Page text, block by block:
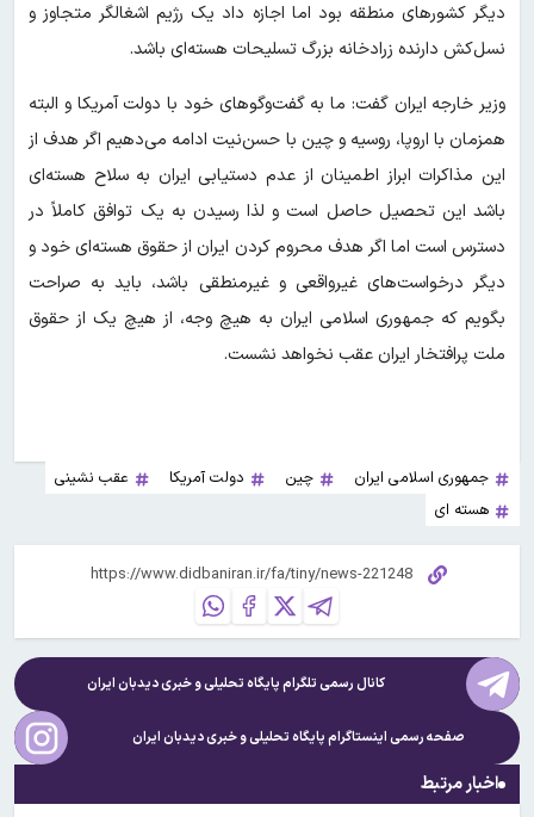
دیگر کشورهای منطقه بود اما اجازه داد یک رژیم اشغالگر متجاوز و
نسل‌کش دارنده زرادخانه بزرگ تسلیحات هسته‌ای باشد.
وزیر خارجه ایران گفت: ما به گفت‌وگوهای خود با دولت آمریکا و البته
همزمان با اروپا، روسیه و چین با حسن‌نیت ادامه می‌دهیم اگر هدف از
این مذاکرات ابراز اطمینان از عدم دستیابی ایران به سلاح هسته‌ای
باشد این تحصیل حاصل است و لذا رسیدن به یک توافق کاملاً در
دسترس است اما اگر هدف محروم کردن ایران از حقوق هسته‌ای خود و
دیگر درخواست‌های غیرواقعی و غیرمنطقی باشد، باید به صراحت
بگویم که جمهوری اسلامی ایران به هیچ وجه، از هیچ یک از حقوق
ملت پرافتخار ایران عقب نخواهد نشست.
جمهوری اسلامی ایران چین دولت آمریکا
عقب نشینی
هسته ای
کانال رسمی تلگرام پایگاه تحلیلی و خبریدیدبان ایران
صفحه رسمی اینستاگرام پایگاه تحلیلی و خبریدیدبان ایران
اخبار مرتبط